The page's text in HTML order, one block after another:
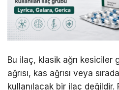
Bu ilaç, klasik ağrı kesiciler
ağrısı, kas ağrısı veya
kullanılacak bir ilaç